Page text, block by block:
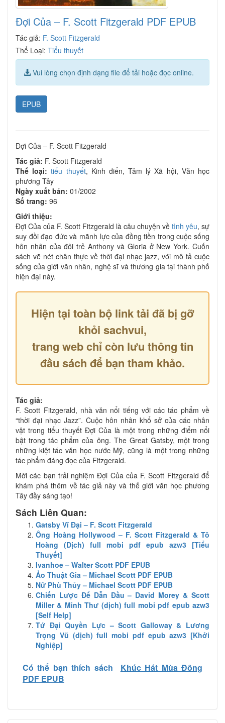
Đợi Của – F. Scott Fitzgerald PDF EPUB
Tác giả: F. Scott Fitzgerald
Thể Loại: Tiểu thuyết
Vui lòng chọn định dạng file để tải hoặc đọc online.
EPUB
Đợi Của – F. Scott Fitzgerald
Tác giả: F. Scott Fitzgerald
Thể loại: tiểu thuyết, Kinh điển, Tâm lý Xã hội, Văn học
phương Tây
Ngày xuất bản: 01/2002
Số trang: 96
Giới thiệu:
Đợi Của của F. Scott Fitzgerald là câu chuyện về tình yêu, sự
suy đồi đạo đức và mãnh lực của đồng tiền trong cuộc sống
hôn nhân của đôi trẻ Anthony và Gloria ở New York. Cuốn
sách vẽ nét chân thực về thời đại nhạc jazz, với mô tả cuộc
sống của giới văn nhân, nghệ sĩ và thương gia tại thành phố
hiện đại này.
Hiện tại toàn bộ link tải đã bị gỡ
khỏi sachvui,
trang web chỉ còn lưu thông tin
đầu sách để bạn tham khảo.
Tác giả:
F. Scott Fitzgerald, nhà văn nổi tiếng với các tác phẩm về
“thời đại nhạc Jazz”. Cuộc hôn nhân khổ sở của các nhân
vật trong tiểu thuyết Đợi Của là một trong những điểm nổi
bật trong tác phẩm của ông. The Great Gatsby, một trong
những kiệt tác văn học nước Mỹ, cũng là một trong những
tác phẩm đáng đọc của Fitzgerald.
Mời các bạn trải nghiệm Đợi Của của F. Scott Fitzgerald để
khám phá thêm về tác giả này và thế giới văn học phương
Tây đầy sáng tạo!
Sách Liên Quan:
Gatsby Vĩ Đại – F. Scott Fitzgerald
Ông Hoàng Hollywood – F. Scott Fitzgerald & Tô
Hoàng (Dịch) full mobi pdf epub azw3 [Tiểu
Thuyết]
Ivanhoe – Walter Scott PDF EPUB
Ảo Thuật Gia – Michael Scott PDF EPUB
Nữ Phù Thủy – Michael Scott PDF EPUB
Chiến Lược Để Dẫn Đầu – David Morey & Scott
Miller & Minh Thư (dịch) full mobi pdf epub azw3
[Self Help]
Tứ Đại Quyền Lực – Scott Galloway & Lương
Trọng Vũ (dịch) full mobi pdf epub azw3 [Khởi
Nghiệp]
Có thể bạn thích sách
Khúc Hát Mùa Đông
PDF EPUB